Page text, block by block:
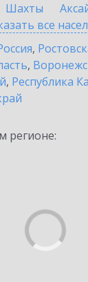
Шахты
все
,
,
, Республика
регионе: